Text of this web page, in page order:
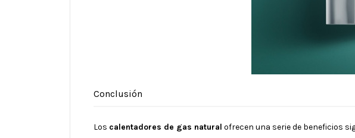
Conclusión
Los calentadores de gas natural ofrecen una serie de beneficios